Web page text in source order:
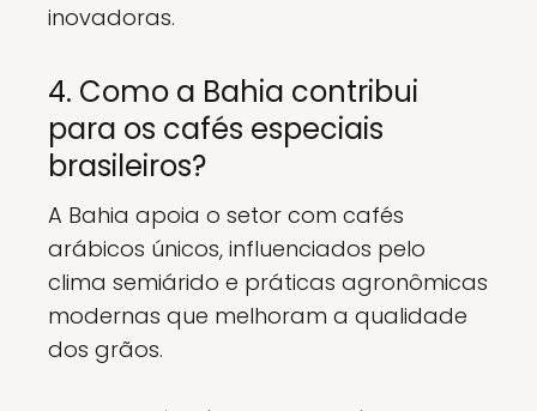
inovadoras.
4. Como a Bahia contribui
para os cafés especiais
brasileiros?
A Bahia apoia o setor com cafés
arábicos únicos, influenciados pelo
clima semiárido e práticas agronômicas
modernas que melhoram a qualidade
dos grãos.